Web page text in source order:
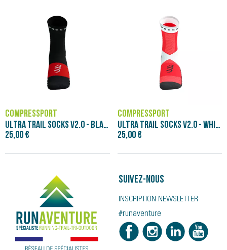
COMPRESSPORT
ULTRA TRAIL SOCKS V2.0 - BLACK/RED
25,00 €
COMPRESSPORT
ULTRA TRAIL SOCKS V2.0 - WHITE/FLUO RED
25,00 €
Suivez-nous
INSCRIPTION NEWSLETTER
#runaventure